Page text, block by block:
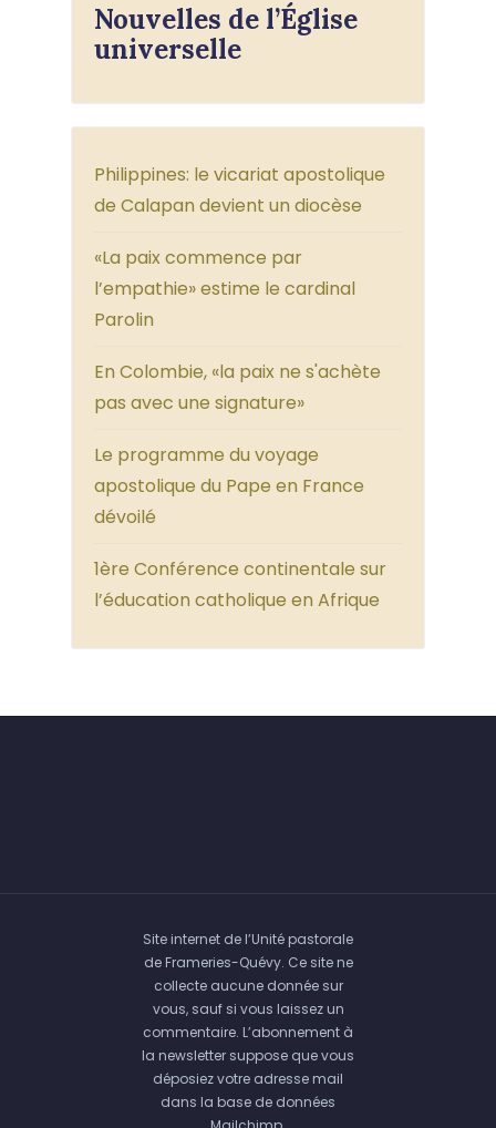
Nouvelles de l’Église
universelle
Philippines: le vicariat apostolique
de Calapan devient un diocèse
«La paix commence par
l’empathie» estime le cardinal
Parolin
En Colombie, «la paix ne s'achète
pas avec une signature»
Le programme du voyage
apostolique du Pape en France
dévoilé
1ère Conférence continentale sur
l’éducation catholique en Afrique
Site internet de l’Unité pastorale
de Frameries-Quévy. Ce site ne
collecte aucune donnée sur
vous, sauf si vous laissez un
commentaire. L’abonnement à
la newsletter suppose que vous
déposiez votre adresse mail
dans la base de données